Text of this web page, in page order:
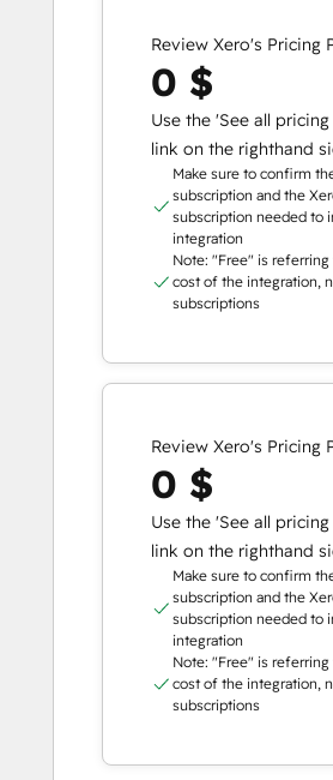
Review Xero's Pricing
0 $
Use the 'See all
link on the righthand
Make sure to confirm
subscription and the
subscription needed to
integration
Note: "Free" is referring
cost of the integration,
subscriptions
Review Xero's Pricing
0 $
Use the 'See all
link on the righthand
Make sure to confirm
subscription and the
subscription needed to
integration
Note: "Free" is referring
cost of the integration,
subscriptions